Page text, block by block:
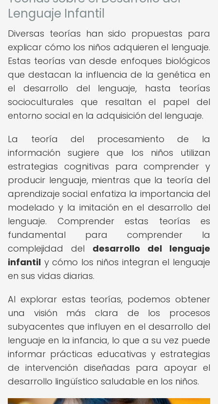
Lenguaje Infantil
Diversas teorías han sido propuestas para
explicar cómo los niños adquieren el lenguaje.
Estas teorías van desde enfoques biológicos
que destacan la influencia de la genética en
el desarrollo del lenguaje, hasta teorías
socioculturales que resaltan el papel del
entorno social en la adquisición del lenguaje.
La teoría del procesamiento de la
información sugiere que los niños utilizan
estrategias cognitivas para comprender y
producir lenguaje, mientras que la teoría del
aprendizaje social enfatiza la importancia del
modelado y la imitación en el desarrollo del
lenguaje. Comprender estas teorías es
fundamental para comprender la
complejidad del desarrollo del lenguaje
infantil y cómo los niños integran el lenguaje
en sus vidas diarias.
Al explorar estas teorías, podemos obtener
una visión más clara de los procesos
subyacentes que influyen en el desarrollo del
lenguaje en la infancia, lo que a su vez puede
informar prácticas educativas y estrategias
de intervención diseñadas para apoyar el
desarrollo lingüístico saludable en los niños.